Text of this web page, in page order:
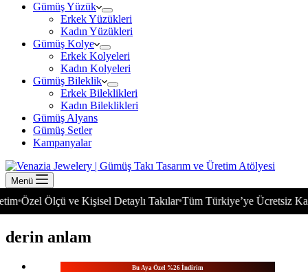
Gümüş Yüzük
Erkek Yüzükleri
Kadın Yüzükleri
Gümüş Kolye
Erkek Kolyeleri
Kadın Kolyeleri
Gümüş Bileklik
Erkek Bileklikleri
Kadın Bileklikleri
Gümüş Alyans
Gümüş Setler
Kampanyalar
Menü
•Özel Ölçü ve Kişisel Detaylı Takılar•Tüm Türkiye’ye Ücretsiz
derin anlam
Bu Aya Özel %26 İndirim